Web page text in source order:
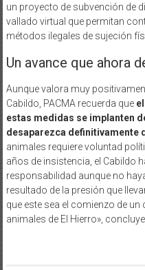
un proyecto de subvención de
vallado virtual que permitan
métodos ilegales de sujeción
Un avance que ahora
Aunque valora muy
Cabildo, PACMA recuerda que
estas medidas se implanten
desaparezca definitivamente
animales requiere voluntad
años de insistencia, el Cabildo
responsabilidad aunque no
resultado de la presión que
que este sea el comienzo de
animales de El Hierro»,